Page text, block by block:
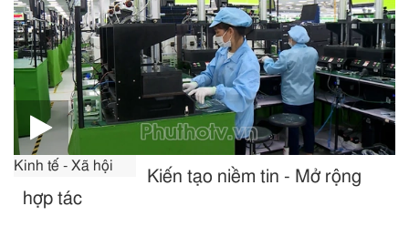
Kinh tế - Xã hội
Kiến tạo niềm tin - Mở rộng
hợp tác